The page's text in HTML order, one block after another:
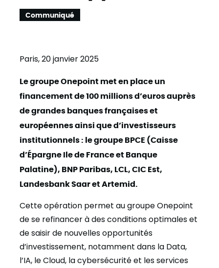
Communiqué
Paris, 20 janvier 2025
Le groupe Onepoint met en place un
financement de 100 millions d’euros auprès
de grandes banques françaises et
européennes ainsi que d’investisseurs
institutionnels : le groupe BPCE (Caisse
d’Épargne Ile de France et Banque
Palatine), BNP Paribas, LCL, CIC Est,
Landesbank Saar et Artemid.
Cette opération permet au groupe Onepoint
de se refinancer à des conditions optimales et
de saisir de nouvelles opportunités
d’investissement, notamment dans la Data,
l’IA, le Cloud, la cybersécurité et les services